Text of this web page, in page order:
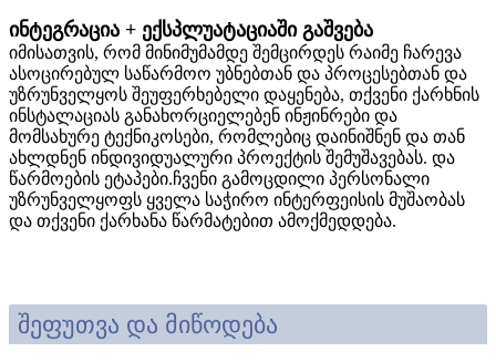
ინტეგრაცია + ექსპლუატაციაში გაშვება
იმისათვის, რომ მინიმუმამდე შემცირდეს რაიმე ჩარევა
ასოცირებულ საწარმოო უბნებთან და პროცესებთან და
უზრუნველყოს შეუფერხებელი დაყენება, თქვენი ქარხნის
ინსტალაციას განახორციელებენ ინჟინრები და
მომსახურე ტექნიკოსები, რომლებიც დაინიშნენ და თან
ახლდნენ ინდივიდუალური პროექტის შემუშავებას. და
წარმოების ეტაპები.ჩვენი გამოცდილი პერსონალი
უზრუნველყოფს ყველა საჭირო ინტერფეისის მუშაობას
და თქვენი ქარხანა წარმატებით ამოქმედდება.
შეფუთვა და მიწოდება